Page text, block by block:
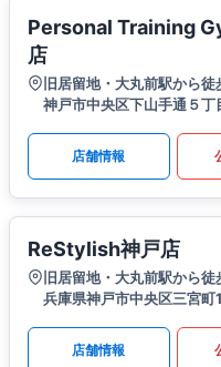
Personal Training
店
旧居留地・大丸前駅から
神戸市中央区下山手通５
店舗情報
ReStylish神戸店
旧居留地・大丸前駅から徒
兵庫県神戸市中央区三宮
店舗情報